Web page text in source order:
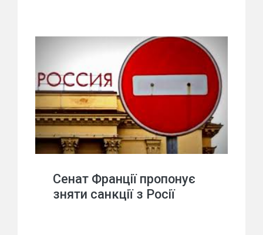
Сенат Франції пропонує
зняти санкції з Росії